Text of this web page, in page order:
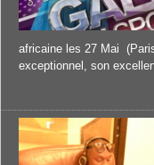
africaine les 27 Mai
exceptionnel, son